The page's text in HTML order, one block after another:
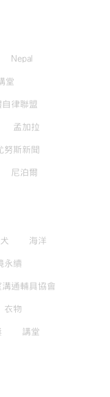
Nepal
堂
律聯盟
孟加拉
努斯新聞
尼泊爾
海洋
永續
通輔具協會
衣物
講堂